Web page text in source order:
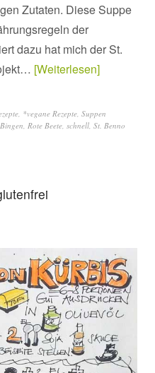
Zutaten. Diese Suppe
der
dazu hat mich der St.
Weiterlesen
*vegane Rezepte Suppen
Rote Beete schnell St. Benno